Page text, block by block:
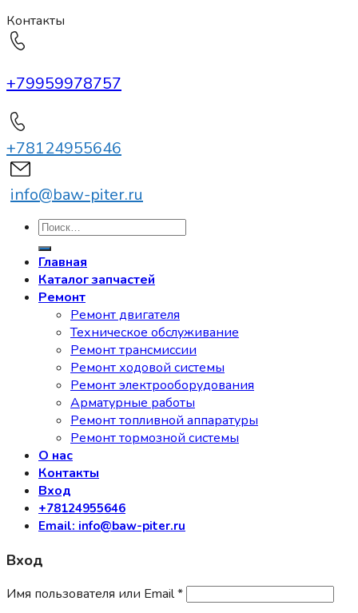
Контакты
+79959978757
+78124955646
info@baw-piter.ru
Искать:
Главная
Каталог запчастей
Ремонт
Ремонт двигателя
Техническое обслуживание
Ремонт трансмиссии
Ремонт ходовой системы
Ремонт электрооборудования
Арматурные работы
Ремонт топливной аппаратуры
Ремонт тормозной системы
О нас
Контакты
Вход
+78124955646
Email: info@baw-piter.ru
Вход
Имя пользователя или Email*